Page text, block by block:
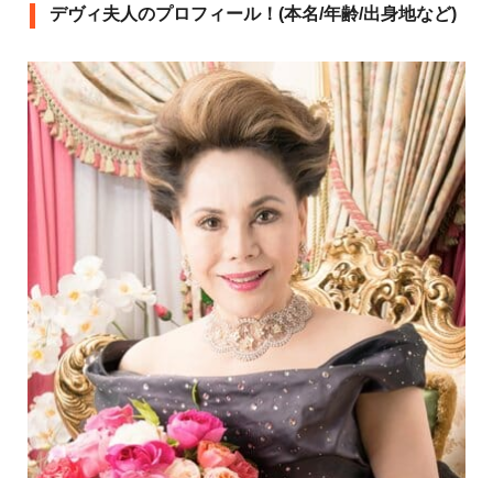
デヴィ夫人のプロフィール！(本名/年齢/出身地など)